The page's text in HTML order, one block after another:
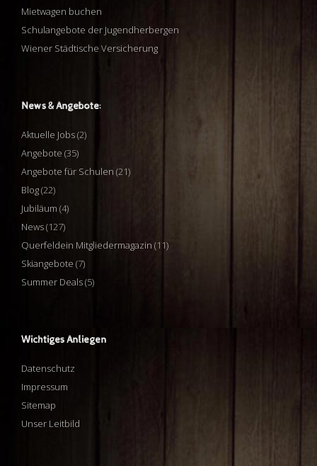
Mietwagen buchen
Schulangebote der Jugendherbergen
Wiener Städtische Versicherung
News & Angebote:
Aktuelle Jobs(2)
Angebote (35)
Angebote für Schulen (21)
Blog(22)
Jubiläum (4)
News(127)
Querfeldein Mitgliedermagazin (11)
Skiangebote (7)
Summer Deals(5)
Wichtiges Anliegen
Datenschutz
Impressum
Sitemap
Unser Leitbild